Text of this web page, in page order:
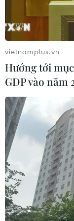
Công nhân
Sáng 16/6, ông
nguyên và Môi
tượng cá chết
Khê, thành
vietnamplus.vn
Hướng tới
GDP vào năm